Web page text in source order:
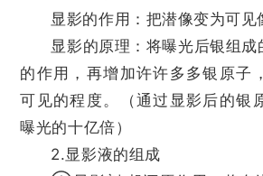
显影的作用：把潜像变为可见
显影的原理：将曝光后银组成
的作用，再增加许许多多银原子
可见的程度。（通过显影后的银
曝光的十亿倍）
2.显影液的组成